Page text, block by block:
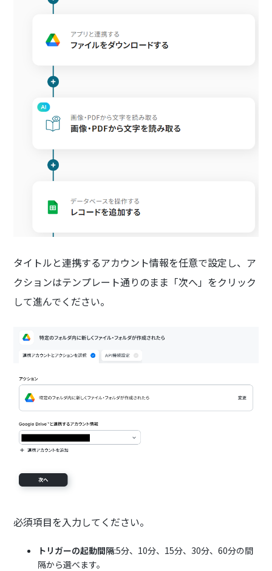
タイトルと連携するアカウント情報を任意で設定し、ア
クションはテンプレート通りのまま「次へ」をクリック
して進んでください。
必須項目を入力してください。
トリガーの起動間隔:5分、10分、15分、30分、60分の間
隔から選べます。